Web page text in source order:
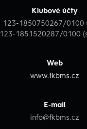
Klubové účty
123-1850750267/0100
123-1851520287/0100
Web
www.fkbms.cz
E-mail
info@fkbms.cz